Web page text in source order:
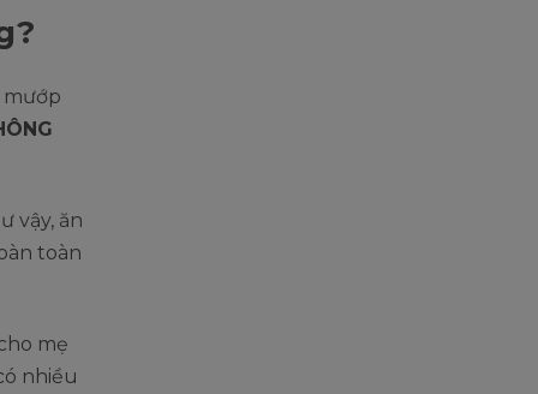
mướp
vậy, ăn
toàn
mẹ
nhiều